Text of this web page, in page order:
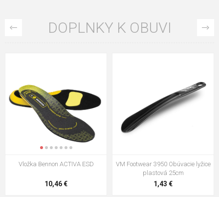
DOPLNKY K OBUVI
VM Footwear 3009 Vkladacia
5,21 €
VM Footwear 3102 Šnúrky ploché
0,79 €